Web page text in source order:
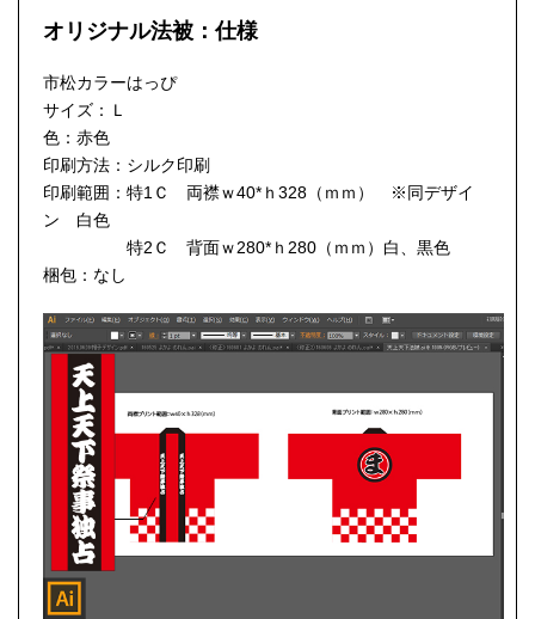
オリジナル法被：仕様
市松カラーはっぴ
サイズ：Ｌ
色：赤色
印刷方法：シルク印刷
印刷範囲：特1Ｃ 両襟ｗ40*ｈ328（ｍｍ） ※同デザイ
ン 白色
特2Ｃ 背面ｗ280*ｈ280（ｍｍ）白、黒色
梱包：なし